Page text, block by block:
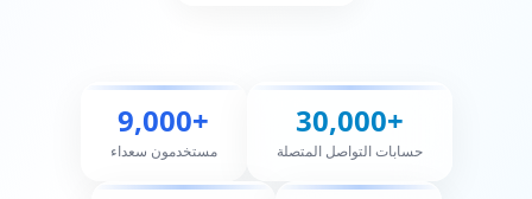
9,000+
مستخدمون سعداء
30,000+
حسابات التواصل المتصلة